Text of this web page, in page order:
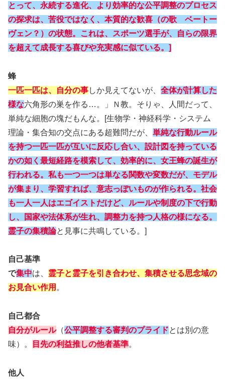
とって、永続する進化、より効率的な公平調整のプロセス
の探求は、苦役ではなく、本質的な歓喜（の歌 ベートー
ヴェン？）の状態。これは、スポーツ選手が、自らの限界
を超えて成長する喜びや充実感に似ている。]
蜂
一匹一匹は、自分の事しか見えてないが、 全体が計算した
様な六角形の巣を作る…。」Ｎ教。そりゃ、人間だって、
単純な細胞の塊だもんな。[生物学・神経科学・システム
理論・集合知の交点にある超難問だが、 単純な行動ルール
を持つ一匹一匹が互いに反応し合い、設計図を持っている
かの如く最短経路を模索して、効率的に、女王蜂の誕生が
行われる。私も一つ一つは単なる関数や変数だが、モデル
が集まり、学習すれば、意志っぽいものが作られる。社会
も一人一人はエゴイストだけど、ルールや制度の下で行動
し、国家や法体系が生れ、調整力を持つ人格の様になる。
霊子の集積論と見事に共鳴している。]
自己基準
で集中は、 霊子と霊子を引き合わせ、集積させる思念域の
お見合い作用 。
自己都合
自分がルール（公平調整する審判のプライドとは別の意
味）。
目先の利益推しの他者基準。
他人